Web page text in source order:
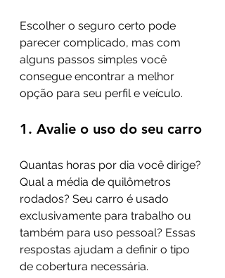
Escolher o seguro certo pode
parecer complicado, mas com
alguns passos simples você
consegue encontrar a melhor
opção para seu perfil e veículo.
1. Avalie o uso do seu carro
Quantas horas por dia você dirige?
Qual a média de quilômetros
rodados? Seu carro é usado
exclusivamente para trabalho ou
também para uso pessoal? Essas
respostas ajudam a definir o tipo
de cobertura necessária.